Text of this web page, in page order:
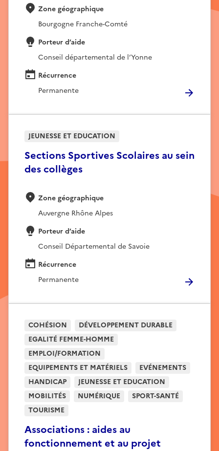
Zone géographique
Bourgogne Franche-Comté
Porteur d’aide
Conseil départemental de l’Yonne
Récurrence
Permanente
Sections Sportives Scolaires au sein
des collèges
JEUNESSE ET EDUCATION
Zone géographique
Auvergne Rhône Alpes
Porteur d’aide
Conseil Départemental de Savoie
Récurrence
Permanente
Associations : aides au
fonctionnement et au projet
COHÉSION
DÉVELOPPEMENT DURABLE
EGALITÉ FEMME-HOMME
EMPLOI/FORMATION
EQUIPEMENTS ET MATÉRIELS
EVÉNEMENTS
HANDICAP
JEUNESSE ET EDUCATION
MOBILITÉS
NUMÉRIQUE
SPORT-SANTÉ
TOURISME